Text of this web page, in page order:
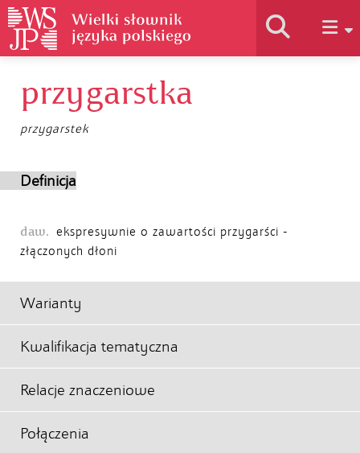
Historia słownika
przygarstka
przygarstek
Definicja
daw. ekspresywnie o zawartości przygarści -
złączonych dłoni
Warianty
Kwalifikacja tematyczna
Relacje znaczeniowe
Połączenia